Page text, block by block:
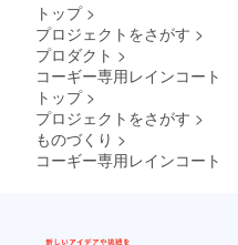
トップ >
プロジェクトをさがす >
プロダクト >
コーギー専用レインコート
トップ >
プロジェクトをさがす >
ものづくり >
コーギー専用レインコート